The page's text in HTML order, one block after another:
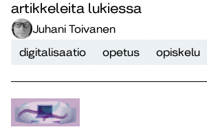
artikkeleita lukiessa
Juhani Toivanen
digitalisaatio
opetus opiskelu